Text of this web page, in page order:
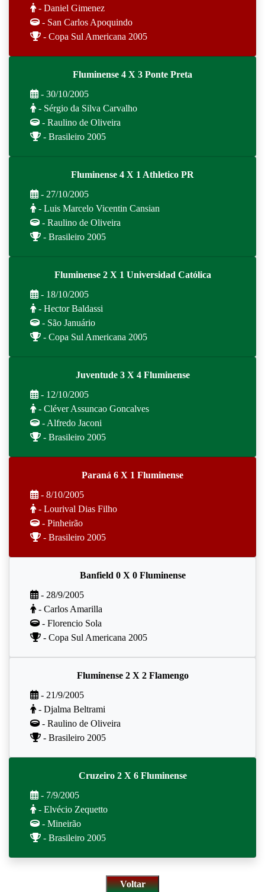
- Daniel Gimenez
- San Carlos Apoquindo
- Copa Sul Americana 2005
Fluminense 4 X 3 Ponte Preta
- 30/10/2005
- Sérgio da Silva Carvalho
- Raulino de Oliveira
- Brasileiro 2005
Fluminense 4 X 1 Athletico PR
- 27/10/2005
- Luis Marcelo Vicentin Cansian
- Raulino de Oliveira
- Brasileiro 2005
Fluminense 2 X 1 Universidad Católica
- 18/10/2005
- Hector Baldassi
- São Januário
- Copa Sul Americana 2005
Juventude 3 X 4 Fluminense
- 12/10/2005
- Cléver Assuncao Goncalves
- Alfredo Jaconi
- Brasileiro 2005
Paraná 6 X 1 Fluminense
- 8/10/2005
- Lourival Dias Filho
- Pinheirão
- Brasileiro 2005
Banfield 0 X 0 Fluminense
- 28/9/2005
- Carlos Amarilla
- Florencio Sola
- Copa Sul Americana 2005
Fluminense 2 X 2 Flamengo
- 21/9/2005
- Djalma Beltrami
- Raulino de Oliveira
- Brasileiro 2005
Cruzeiro 2 X 6 Fluminense
- 7/9/2005
- Elvécio Zequetto
- Mineirão
- Brasileiro 2005